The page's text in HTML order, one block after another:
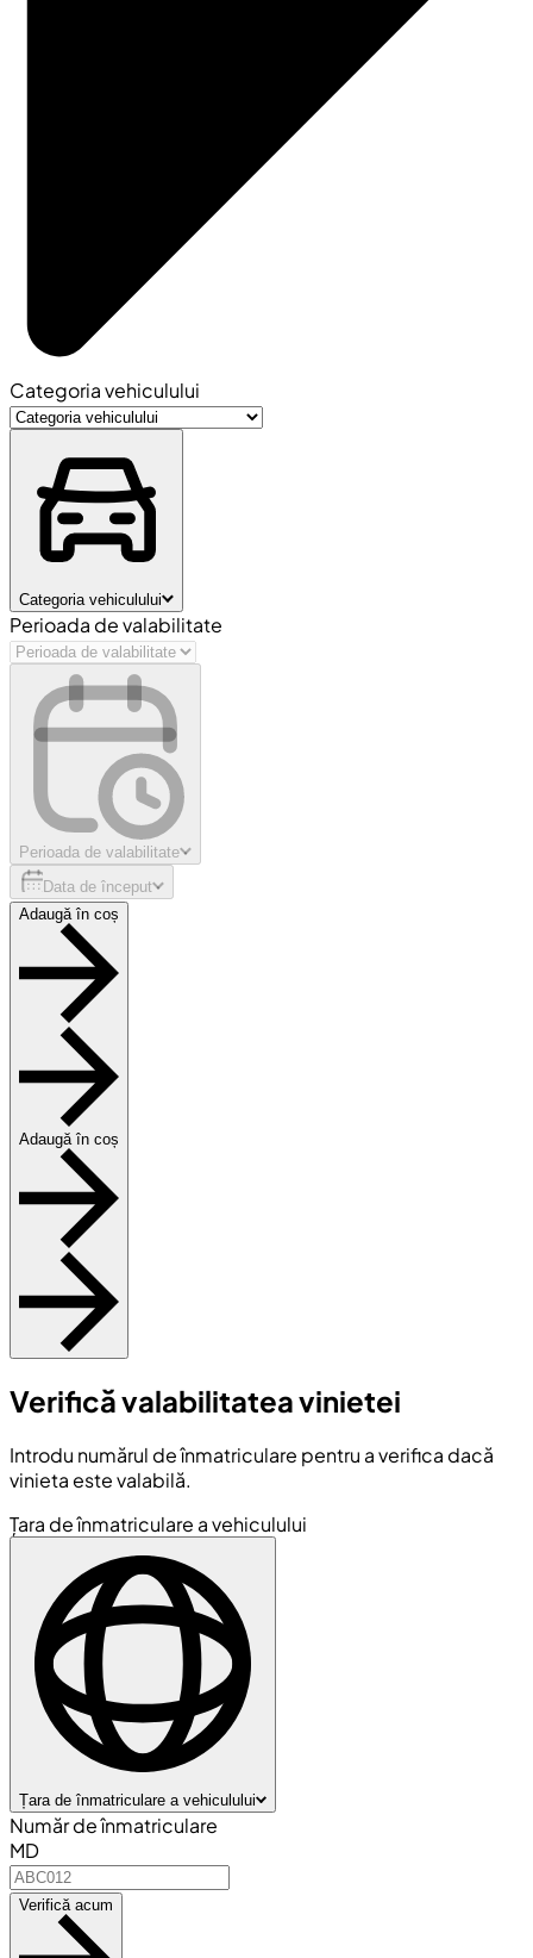
Categoria vehiculului
Categoria vehiculului
Perioada de valabilitate
Perioada de valabilitate
Data de început
Adaugă în coș
Adaugă în coș
Verifică valabilitatea vinietei
Introdu numărul de înmatriculare pentru a verifica dacă
vinieta este valabilă.
Țara de înmatriculare a vehiculului
Țara de înmatriculare a vehiculului
Număr de înmatriculare
MD
Verifică acum